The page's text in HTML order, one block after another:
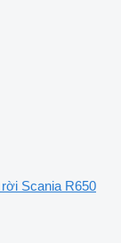
Scania R650